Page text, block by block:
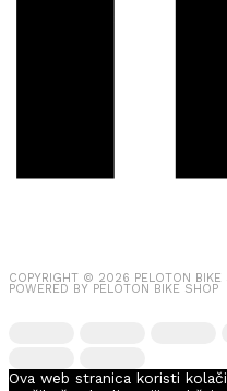
COPYRIGHT © 2026 PELOTON BIKE
POWERED BY PELOTON BIKE SHOP
Ova web stranica koristi